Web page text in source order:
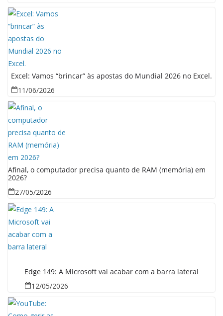
Excel: Vamos “brincar” às apostas do Mundial 2026 no Excel.
11/06/2026
Afinal, o computador precisa quanto de RAM (memória) em
2026?
27/05/2026
Edge 149: A Microsoft vai acabar com a barra lateral
12/05/2026